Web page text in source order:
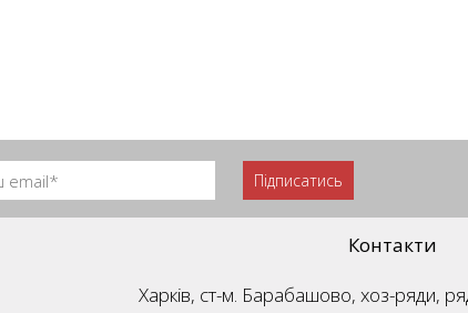
Підписатись
Контакти
Харків, ст-м. Барабашово, хоз-ряди,